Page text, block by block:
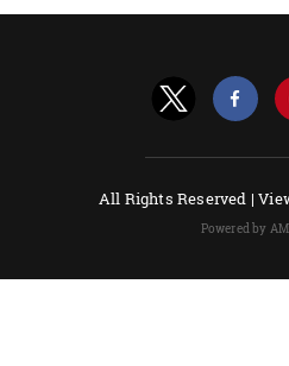
All Rights Reserved |
Powered by